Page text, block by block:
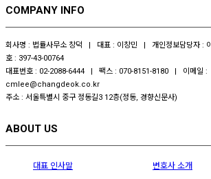
COMPANY INFO
회사명 : 법률사무소 창덕 | 대표 : 이창민 | 개인정보담당자 :
호 : 397-43-00764
대표번호 : 02-2088-6444 | 팩스 : 070-8151-8180 | 이메일 :
cmlee@changdeok.co.kr
주소 : 서울특별시 중구 정동길3 12층(정동, 경향신문사)
ABOUT US
대표 인사말
변호사 소개